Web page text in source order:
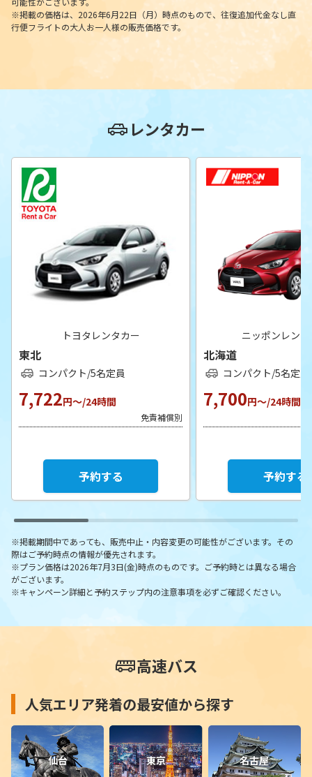
※掲載の価格は、2026年6月22日（月）時点のもので、往復追加代金なし直
行便フライトの大人お一人様の販売価格です。
レンタカー
トヨタレンタカー
東北
コンパクト/5名定員
7,722円～/24時間
免責補償別
予約する
ニッポンレン
北海道
コンパクト/5名定員
7,700円～/24時間
予約する
※掲載期間中であっても、販売中止・内容変更の可能性がございます。その
際はご予約時点の情報が優先されます。
※プラン価格は2026年7月3日(金)時点のものです。ご予約時とは異なる場合
がございます。
※キャンペーン詳細と予約ステップ内の注意事項を必ずご確認ください。
高速バス
人気エリア発着の最安値から探す
仙台 東京 名古屋